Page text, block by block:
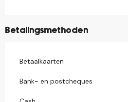
Betalingsmethoden
Betaalkaarten
Bank- en postcheques